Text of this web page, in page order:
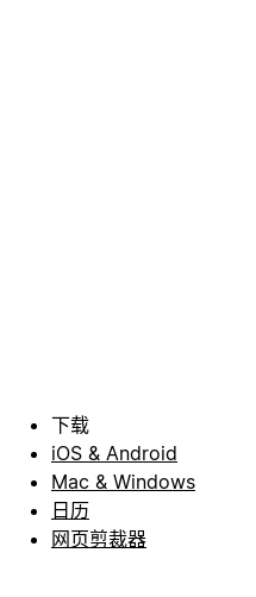
下载
iOS & Android
Mac & Windows
日历
网页剪裁器